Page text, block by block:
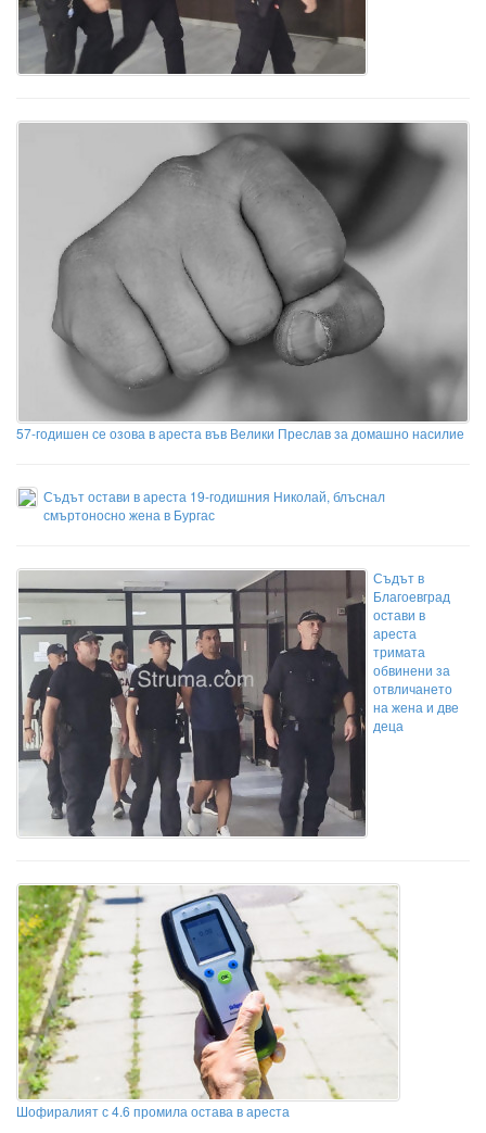
57-годишен се озова в ареста във Велики Преслав за домашно насилие
Съдът остави в ареста 19-годишния Николай, блъснал
смъртоносно жена в Бургас
Съдът в
Благоевград
остави в
ареста
тримата
обвинени за
отвличането
на жена и две
деца
Шофиралият с 4.6 промила остава в ареста